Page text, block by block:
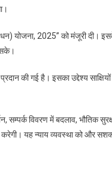
योजना, 2025” को मंजूरी दी। इसके
सके।
की गई है। इसका उद्देश्य
सम्पर्क विवरण में बदलाव, भौतिक
करेगी। यह न्याय व्यवस्था को और